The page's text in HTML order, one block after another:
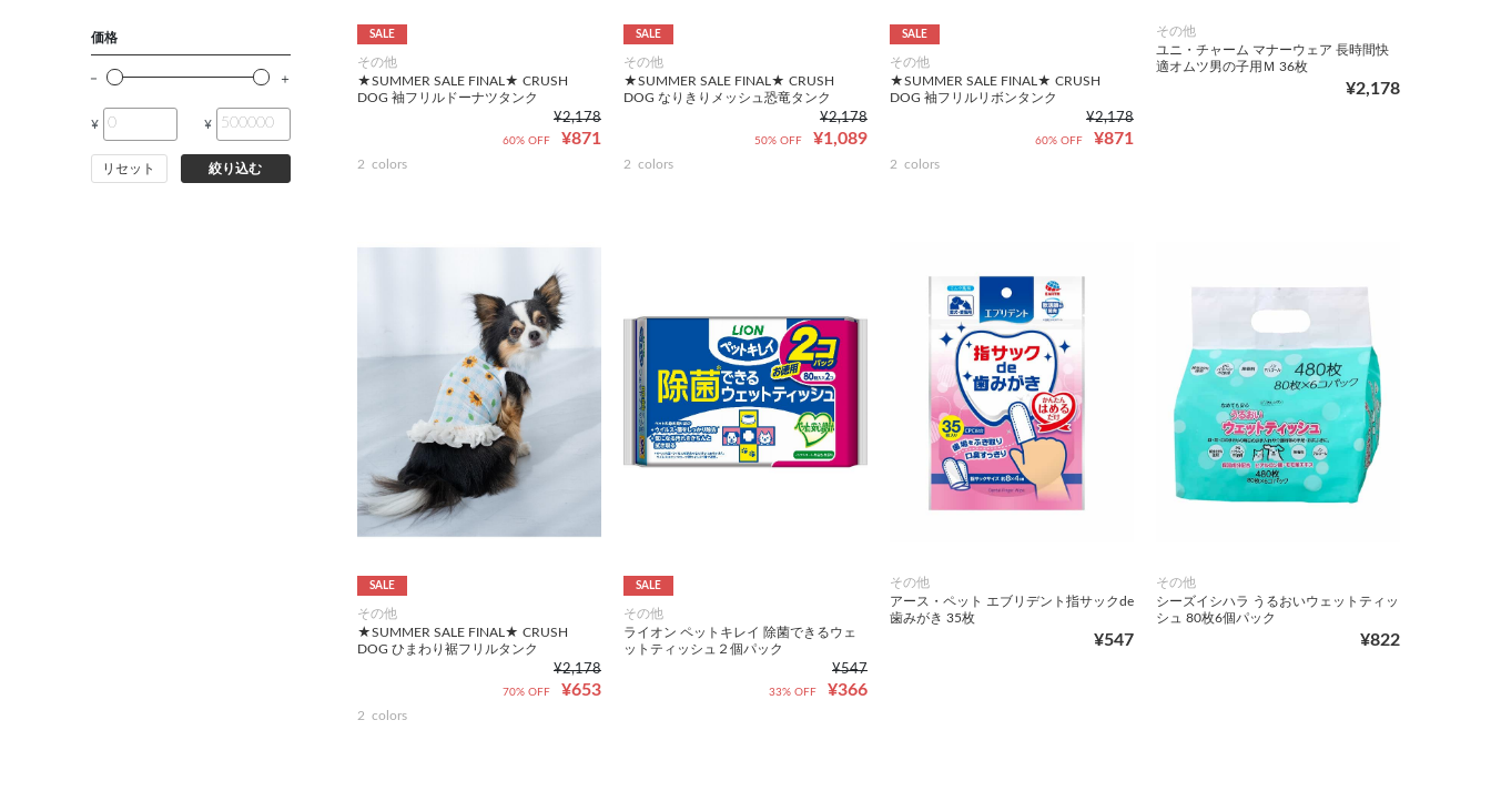
価格
¥ ¥
リセット 絞り込む
SALE
その他
★SUMMER SALE FINAL★ CRUSH
DOG 袖フリルドーナツタンク
¥2,178
¥871
60% OFF
2 colors
SALE
その他
★SUMMER SALE FINAL★ CRUSH
DOG なりきりメッシュ恐竜タンク
¥2,178
¥1,089
50% OFF
2 colors
SALE
その他
★SUMMER SALE FINAL★ CRUSH
DOG 袖フリルリボンタンク
¥2,178
¥871
60% OFF
2 colors
その他
ユニ・チャーム マナーウェア 長時間快
適オムツ男の子用Ｍ 36枚
¥2,178
SALE
その他
★SUMMER SALE FINAL★ CRUSH
DOG ひまわり裾フリルタンク
¥2,178
¥653
70% OFF
2 colors
SALE
その他
ライオン ペットキレイ 除菌できるウェ
ットティッシュ２個パック
¥547
¥366
33% OFF
その他
アース・ペット エブリデント指サックde
歯みがき 35枚
¥547
その他
シーズイシハラ うるおいウェットティッ
シュ 80枚6個パック
¥822